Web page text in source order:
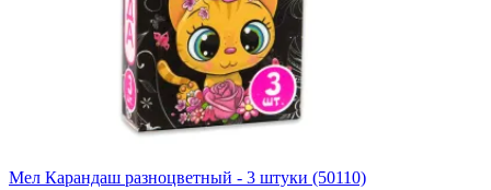
Мел Карандаш разноцветный - 3 штуки (50110)